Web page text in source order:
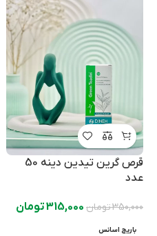
قرص گرین تیدین دینه 50
عدد
350,000تومان 315,000تومان
باریج اسانس